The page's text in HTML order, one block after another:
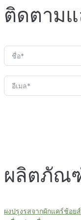
ติดตามแ
ผลิตภัณ
ผงปรุงรสจากผักแคร์ช้อยส์